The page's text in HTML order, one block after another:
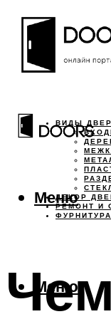
ВИДЫ
ДЕКОР
РЕМОНТ И
ФУРНИТУРА
Меню
Меню